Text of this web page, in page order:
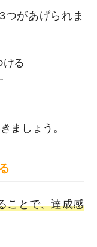
があげられま
ける
ましょう。
ことで、達成感